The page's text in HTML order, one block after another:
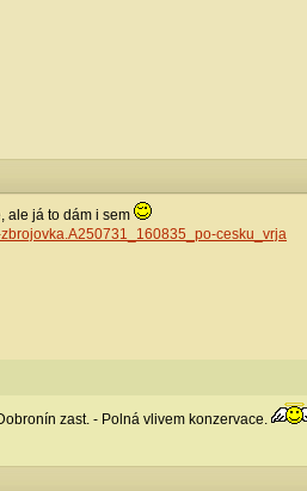
ale já to dám i sem
cesku_vrja
zast. - Polná vlivem konzervace.